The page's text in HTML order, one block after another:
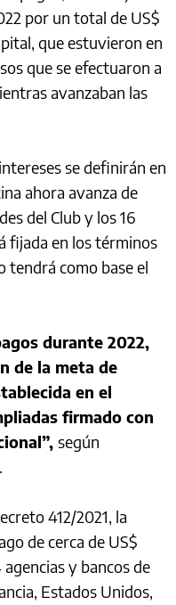
por un total de US$
que estuvieron en
que se efectuaron a
avanzaban las
se definirán en
ahora avanza de
del Club y los 16
fijada en los términos
tendrá como base el
durante 2022,
de la meta de
en el
firmado con
según
412/2021, la
de cerca de US$
y bancos de
Estados Unidos,